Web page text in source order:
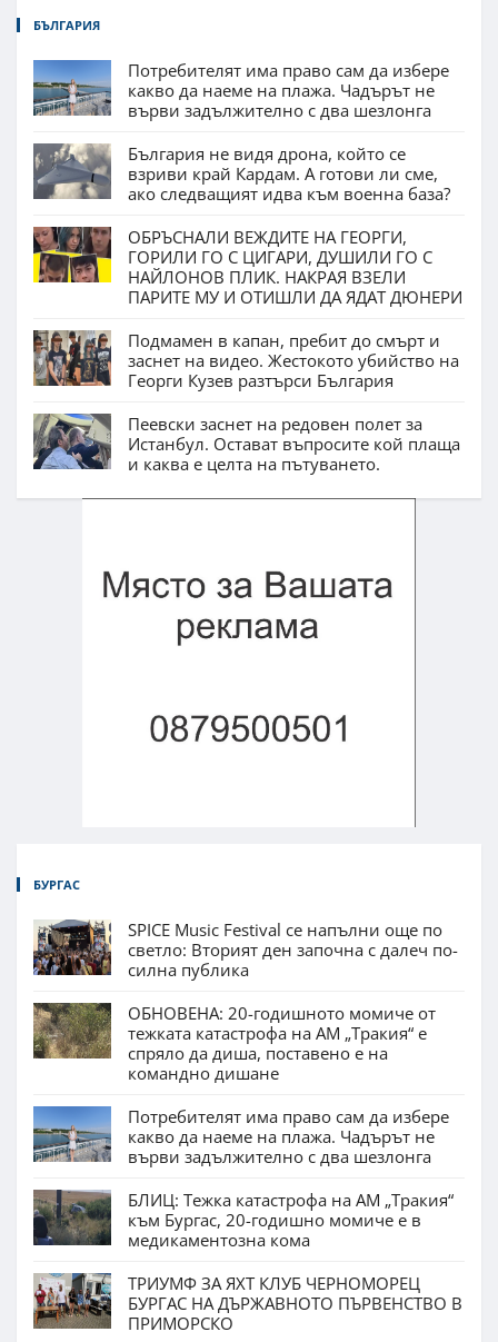
БЪЛГАРИЯ
Потребителят има право сам да избере
какво да наеме на плажа. Чадърът не
върви задължително с два шезлонга
България не видя дрона, който се
взриви край Кардам. А готови ли сме,
ако следващият идва към военна база?
ОБРЪСНАЛИ ВЕЖДИТЕ НА ГЕОРГИ,
ГОРИЛИ ГО С ЦИГАРИ, ДУШИЛИ ГО С
НАЙЛОНОВ ПЛИК. НАКРАЯ ВЗЕЛИ
ПАРИТЕ МУ И ОТИШЛИ ДА ЯДАТ ДЮНЕРИ
Подмамен в капан, пребит до смърт и
заснет на видео. Жестокото убийство на
Георги Кузев разтърси България
Пеевски заснет на редовен полет за
Истанбул. Остават въпросите кой плаща
и каква е целта на пътуването.
БУРГАС
SPICE Music Festival се напълни още по
светло: Вторият ден започна с далеч по-
силна публика
ОБНОВЕНА: 20-годишното момиче от
тежката катастрофа на АМ „Тракия“ е
спряло да диша, поставено е на
командно дишане
Потребителят има право сам да избере
какво да наеме на плажа. Чадърът не
върви задължително с два шезлонга
БЛИЦ: Тежка катастрофа на АМ „Тракия“
към Бургас, 20-годишно момиче е в
медикаментозна кома
ТРИУМФ ЗА ЯХТ КЛУБ ЧЕРНОМОРЕЦ
БУРГАС НА ДЪРЖАВНОТО ПЪРВЕНСТВО В
ПРИМОРСКО